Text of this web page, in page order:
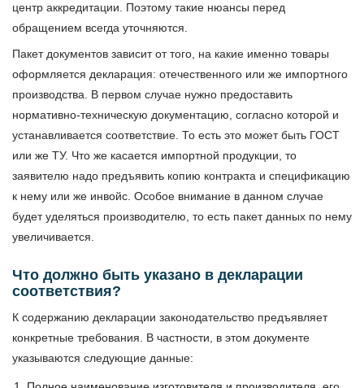
центр аккредитации. Поэтому такие нюансы перед
обращением всегда уточняются.
Пакет документов зависит от того, на какие именно товары
оформляется декларация: отечественного или же импортного
производства. В первом случае нужно предоставить
нормативно-техническую документацию, согласно которой и
устанавливается соответствие. То есть это может быть ГОСТ
или же ТУ. Что же касается импортной продукции, то
заявителю надо предъявить копию контракта и спецификацию
к нему или же инвойс. Особое внимание в данном случае
будет уделяться производителю, то есть пакет данных по нему
увеличивается.
Что должно быть указано в декларации
соответствия?
К содержанию декларации законодательство предъявляет
конкретные требования. В частности, в этом документе
указываются следующие данные: